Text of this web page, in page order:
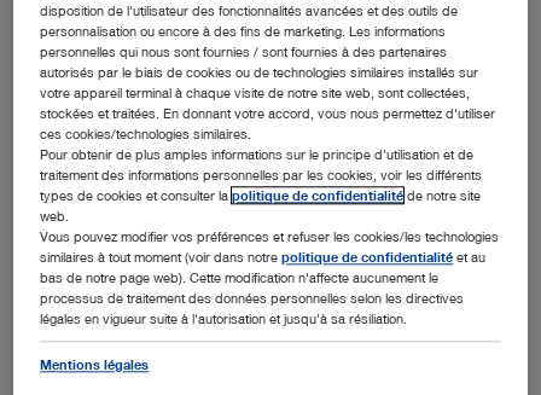
N° de réf. commande : 28163BTA
Optique HOPKINS 25°,
25,7 cm
Quantité:
disposition de l'utilisateur des fonctionnalités avancées et des outils de
personnalisation ou encore à des fins de marketing. Les informations
personnelles qui nous sont fournies / sont fournies à des partenaires
autorisés par le biais de cookies ou de technologies similaires installés sur
votre appareil terminal à chaque visite de notre site web, sont collectées,
stockées et traitées. En donnant votre accord, vous nous permettez d'utiliser
ces cookies/technologies similaires.
Pour obtenir de plus amples informations sur le principe d'utilisation et de
traitement des informations personnelles par les cookies, voir les différents
types de cookies et consulter lapolitique de confidentialité de notre site
web.
Vous pouvez modifier vos préférences et refuser les cookies/les technologies
similaires à tout moment (voir dans notrepolitique de confidentialité et au
bas de notre page web). Cette modification n'affecte aucunement le
processus de traitement des données personnelles selon les directives
légales en vigueur suite à l'autorisation et jusqu'à sa résiliation.
Mentions légales